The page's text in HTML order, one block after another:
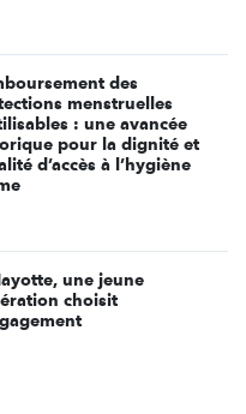
des
menstruelles
: une avancée
pour la dignité et
d’accès à l’hygiène
une jeune
choisit